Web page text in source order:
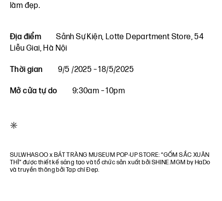
làm đẹp.
Địa điểm
Sảnh Sự Kiện, Lotte Department Store, 54
Liễu Giai, Hà Nội
Thời gian 9/5 /2025 – 18/5/2025
Mở cửa tự do 9:30am – 10pm
*
SULWHASOO x BÁT TRÀNG MUSEUM POP-UP STORE: “GỐM SẮC XUÂN
THÌ” được thiết kế sáng tạo và tổ chức sản xuất bởi SHINE.MGM by HaDo
và truyền thông bởi Tạp chí Đẹp.